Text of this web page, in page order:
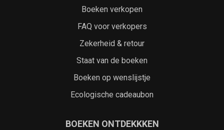
Boeken verkopen
FAQ voor verkopers
Zekerheid & retour
Staat van de boeken
Boeken op wenslijstje
Ecologische cadeaubon
BOEKEN ONTDEKKKEN